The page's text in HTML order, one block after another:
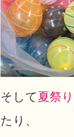
そして夏祭り
たり、